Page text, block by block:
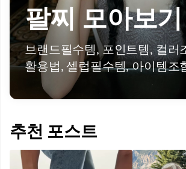
팔찌 모아보기
브랜드필수템, 포인트템, 컬러
활용법, 셀럽필수템, 아이템조
추천 포스트